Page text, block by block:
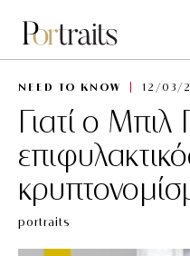
NEED TO KNOW 12/03/
Γιατί ο Μπιλ
portraits